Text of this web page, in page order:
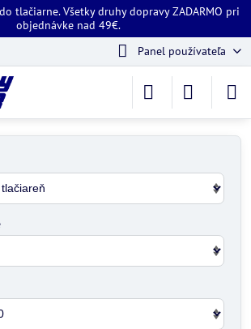
tlačiarne. Všetky druhy dopravy ZADARMO pri
objednávke nad 49€.
Panel používateľa